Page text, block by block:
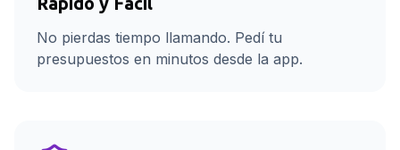
No pierdas tiempo llamando. Pedí tu
presupuestos en minutos desde la app.